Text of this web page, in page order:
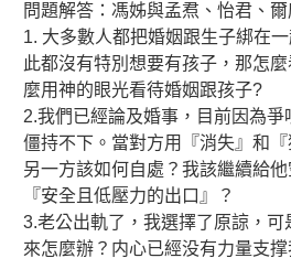
問題解答：馮姊與孟焄、怡君、爾
1. 大多數人都把婚姻跟生子綁在
此都沒有特別想要有孩子，那怎
麼用神的眼光看待婚姻跟孩子?
2.我們已經論及婚事，目前因為
僵持不下。當對方用『消失』和『
另一方該如何自處？我該繼續給
『安全且低壓力的出口』？
3.老公出軌了，我選擇了原諒，可
來怎麼辦？内心已經没有力量支撑